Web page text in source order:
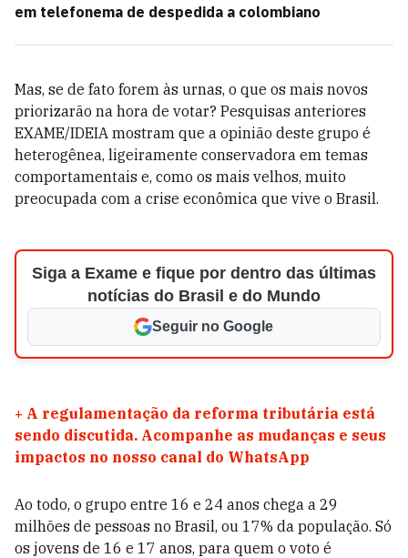
em telefonema de despedida a colombiano
Mas, se de fato forem às urnas, o que os mais novos
priorizarão na hora de votar? Pesquisas anteriores
EXAME/IDEIA mostram que a opinião deste grupo é
heterogênea, ligeiramente conservadora em temas
comportamentais e, como os mais velhos, muito
preocupada com a crise econômica que vive o Brasil.
Siga a Exame e fique por dentro das últimas
notícias do Brasil e do Mundo
Seguir no Google
+ A regulamentação da reforma tributária está
sendo discutida. Acompanhe as mudanças e seus
impactos no nosso canal do WhatsApp
Ao todo, o grupo entre 16 e 24 anos chega a 29
milhões de pessoas no Brasil, ou 17% da população. Só
os jovens de 16 e 17 anos, para quem o voto é